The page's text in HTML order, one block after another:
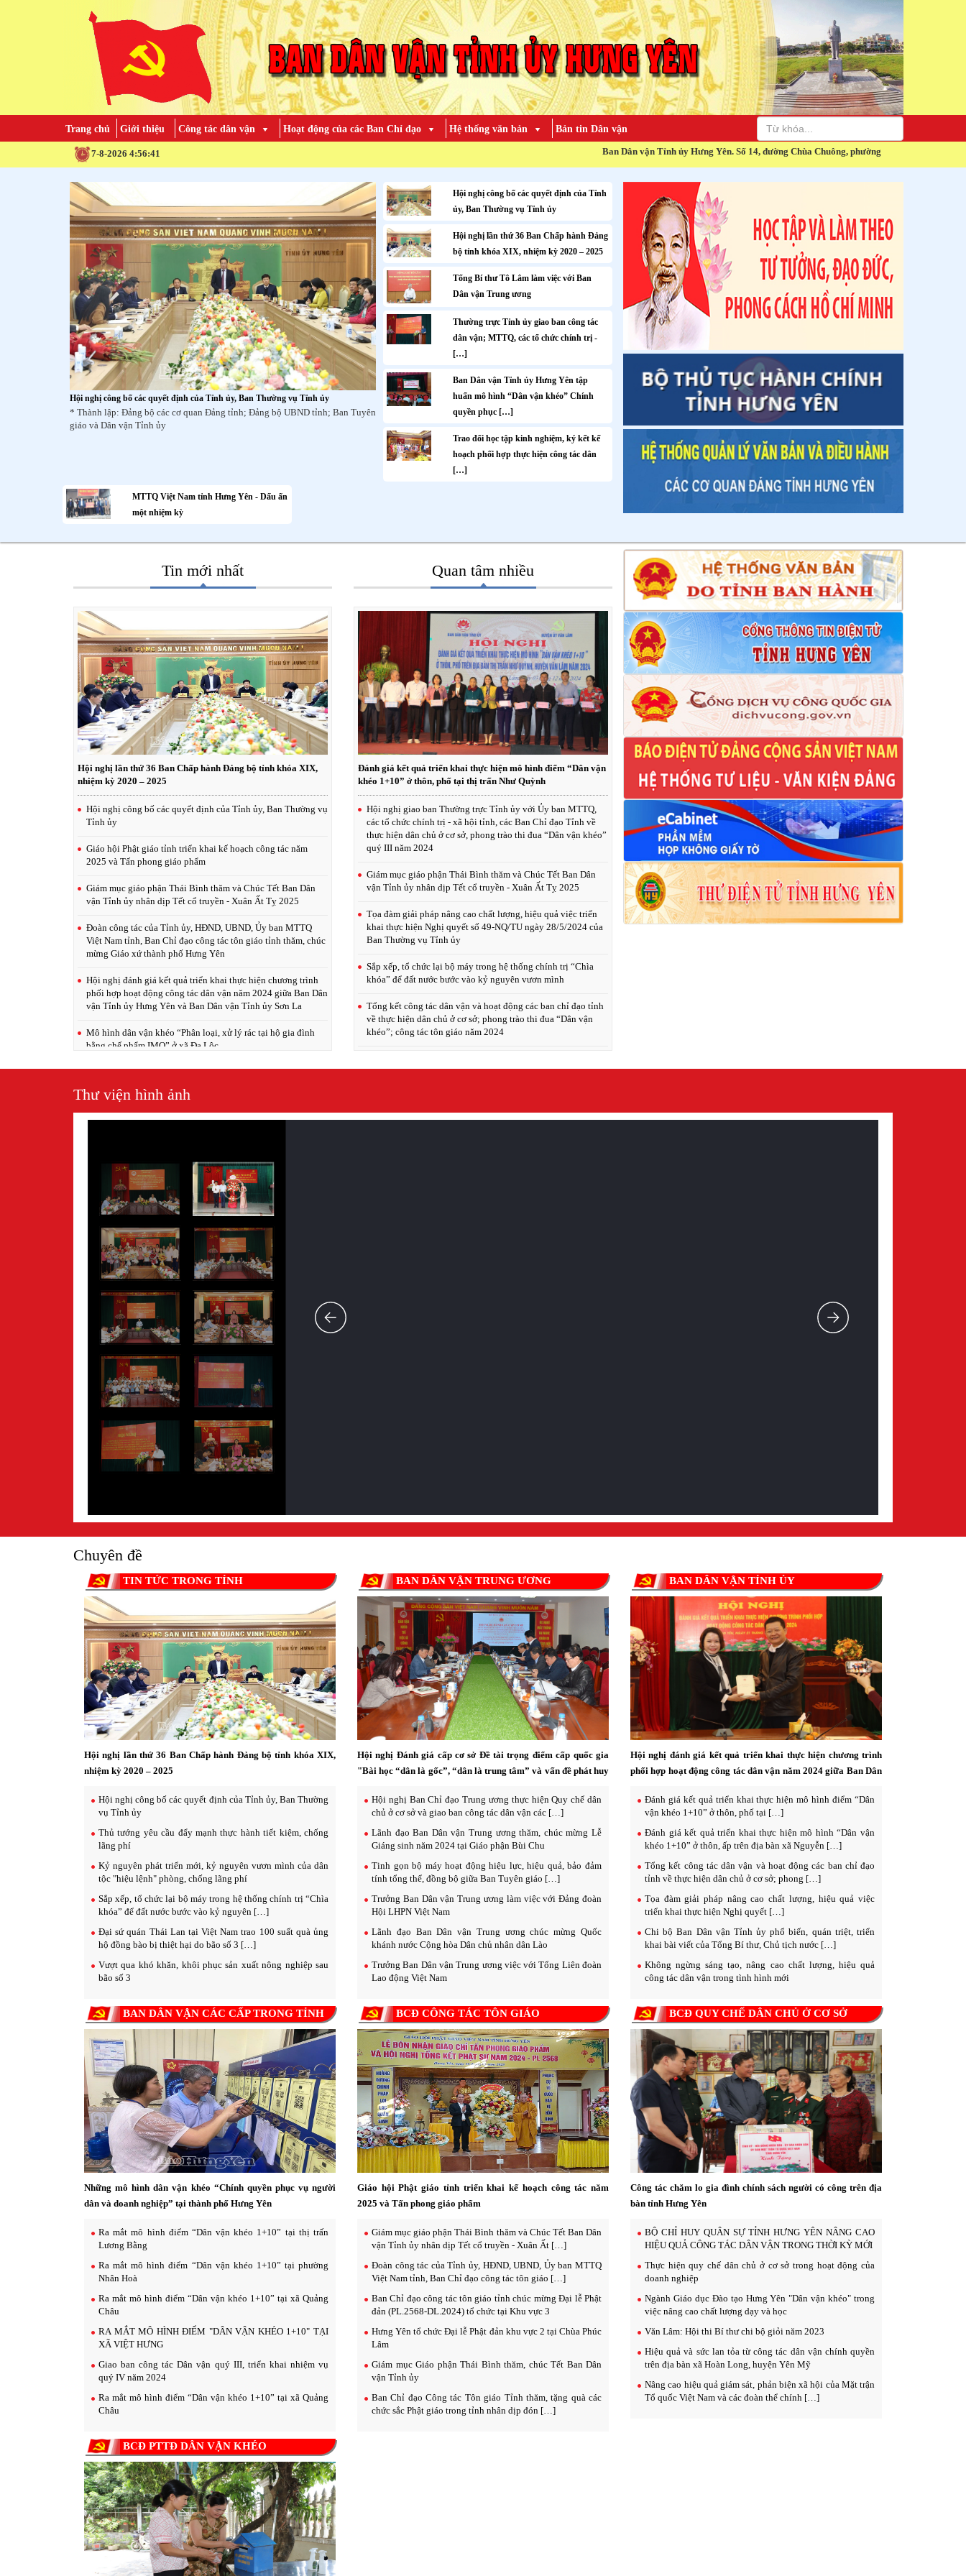
Trang chủ Giới thiệu Công tác dân vận Hoạt động của các Ban Chỉ đạo Hệ thống văn bản Bản tin Dân vận
7-8-2026 4:56:43 Ban Dân vận Tỉnh ủy Hưng Yên. Số 14, đường Chùa Chuông, phường Hiến Nam, thành phố Hưng Yên, tỉnh Hưng
Hội nghị công bố các quyết định của Tỉnh ủy, Ban Thường vụ Tỉnh ủy
* Thành lập: Đảng bộ các cơ quan Đảng tỉnh; Đảng bộ UBND tỉnh; Ban Tuyên
giáo và Dân vận Tỉnh ủy
Hội nghị công bố các quyết định của Tỉnh
ủy, Ban Thường vụ Tỉnh ủy
Hội nghị lần thứ 36 Ban Chấp hành Đảng
bộ tỉnh khóa XIX, nhiệm kỳ 2020 – 2025
Tổng Bí thư Tô Lâm làm việc với Ban
Dân vận Trung ương
Thường trực Tỉnh ủy giao ban công tác
dân vận; MTTQ, các tổ chức chính trị -
[…]
Ban Dân vận Tỉnh ủy Hưng Yên tập
huấn mô hình “Dân vận khéo” Chính
quyền phục […]
Trao đổi học tập kinh nghiệm, ký kết kế
hoạch phối hợp thực hiện công tác dân
[…]
MTTQ Việt Nam tỉnh Hưng Yên - Dấu ấn
một nhiệm kỳ
Tin mới nhất
Hội nghị lần thứ 36 Ban Chấp hành Đảng bộ tỉnh khóa XIX,
nhiệm kỳ 2020 – 2025
Hội nghị công bố các quyết định của Tỉnh ủy, Ban Thường vụ
Tỉnh ủy
Giáo hội Phật giáo tỉnh triển khai kế hoạch công tác năm
2025 và Tấn phong giáo phẩm
Giám mục giáo phận Thái Bình thăm và Chúc Tết Ban Dân
vận Tỉnh ủy nhân dịp Tết cổ truyền - Xuân Ất Tỵ 2025
Đoàn công tác của Tỉnh ủy, HĐND, UBND, Ủy ban MTTQ
Việt Nam tỉnh, Ban Chỉ đạo công tác tôn giáo tỉnh thăm, chúc
mừng Giáo xứ thành phố Hưng Yên
Hội nghị đánh giá kết quả triển khai thực hiện chương trình
phối hợp hoạt động công tác dân vận năm 2024 giữa Ban Dân
vận Tỉnh ủy Hưng Yên và Ban Dân vận Tỉnh ủy Sơn La
Mô hình dân vận khéo “Phân loại, xử lý rác tại hộ gia đình
bằng chế phẩm IMO” ở xã Đa Lộc
Khơi dậy sức dân từ phong trào thi đua “Dân vận khéo”
Những mô hình dân vận khéo “Chính quyền phục vụ người
dân và doanh nghiệp” tại thành phố Hưng Yên
Quan tâm nhiều
Đánh giá kết quả triển khai thực hiện mô hình điểm “Dân vận
khéo 1+10” ở thôn, phố tại thị trấn Như Quỳnh
Hội nghị giao ban Thường trực Tỉnh ủy với Ủy ban MTTQ,
các tổ chức chính trị - xã hội tỉnh, các Ban Chỉ đạo Tỉnh về
thực hiện dân chủ ở cơ sở, phong trào thi đua “Dân vận khéo”
quý III năm 2024
Giám mục giáo phận Thái Bình thăm và Chúc Tết Ban Dân
vận Tỉnh ủy nhân dịp Tết cổ truyền - Xuân Ất Tỵ 2025
Tọa đàm giải pháp nâng cao chất lượng, hiệu quả việc triển
khai thực hiện Nghị quyết số 49-NQ/TU ngày 28/5/2024 của
Ban Thường vụ Tỉnh ủy
Sắp xếp, tổ chức lại bộ máy trong hệ thống chính trị “Chìa
khóa” để đất nước bước vào kỷ nguyên vươn mình
Tổng kết công tác dân vận và hoạt động các ban chỉ đạo tỉnh
về thực hiện dân chủ ở cơ sở; phong trào thi đua “Dân vận
khéo”; công tác tôn giáo năm 2024
phí
ở cơ sở và giao ban công tác dân vận các cơ quan nhà nước
Thư viện hình ảnh
Chuyên đề
TIN TỨC TRONG TỈNH
Hội nghị lần thứ 36 Ban Chấp hành Đảng bộ tỉnh khóa XIX,
nhiệm kỳ 2020 – 2025
Hội nghị công bố các quyết định của Tỉnh ủy, Ban Thường
vụ Tỉnh ủy
Thủ tướng yêu cầu đẩy mạnh thực hành tiết kiệm, chống
lãng phí
Kỷ nguyên phát triển mới, kỷ nguyên vươn mình của dân
tộc "hiệu lệnh" phòng, chống lãng phí
Sắp xếp, tổ chức lại bộ máy trong hệ thống chính trị “Chìa
khóa” để đất nước bước vào kỷ nguyên […]
Đại sứ quán Thái Lan tại Việt Nam trao 100 suất quà ủng
hộ đồng bào bị thiệt hại do bão số 3 […]
Vượt qua khó khăn, khôi phục sản xuất nông nghiệp sau
bão số 3
BAN DÂN VẬN TRUNG ƯƠNG
Hội nghị Đánh giá cấp cơ sở Đề tài trọng điểm cấp quốc gia
"Bài học “dân là gốc”, “dân là trung tâm” và vấn đề phát huy
tình hình mới"
Hội nghị Ban Chỉ đạo Trung ương thực hiện Quy chế dân
chủ ở cơ sở và giao ban công tác dân vận các […]
Lãnh đạo Ban Dân vận Trung ương thăm, chúc mừng Lễ
Giáng sinh năm 2024 tại Giáo phận Bùi Chu
Tinh gọn bộ máy hoạt động hiệu lực, hiệu quả, bảo đảm
tính tổng thể, đồng bộ giữa Ban Tuyên giáo […]
Trưởng Ban Dân vận Trung ương làm việc với Đảng đoàn
Hội LHPN Việt Nam
Lãnh đạo Ban Dân vận Trung ương chúc mừng Quốc
khánh nước Cộng hòa Dân chủ nhân dân Lào
Trưởng Ban Dân vận Trung ương việc với Tổng Liên đoàn
Lao động Việt Nam
BAN DÂN VẬN TỈNH ỦY
Hội nghị đánh giá kết quả triển khai thực hiện chương trình
phối hợp hoạt động công tác dân vận năm 2024 giữa Ban Dân
Đánh giá kết quả triển khai thực hiện mô hình điểm “Dân
vận khéo 1+10” ở thôn, phố tại […]
Đánh giá kết quả triển khai thực hiện mô hình “Dân vận
khéo 1+10” ở thôn, ấp trên địa bàn xã Nguyễn […]
Tổng kết công tác dân vận và hoạt động các ban chỉ đạo
tỉnh về thực hiện dân chủ ở cơ sở; phong […]
Tọa đàm giải pháp nâng cao chất lượng, hiệu quả việc
triển khai thực hiện Nghị quyết […]
Chi bộ Ban Dân vận Tỉnh ủy phổ biến, quán triệt, triển
khai bài viết của Tổng Bí thư, Chủ tịch nước […]
Không ngừng sáng tạo, nâng cao chất lượng, hiệu quả
công tác dân vận trong tình hình mới
BAN DÂN VẬN CÁC CẤP TRONG TỈNH
Những mô hình dân vận khéo “Chính quyền phục vụ người
dân và doanh nghiệp” tại thành phố Hưng Yên
Ra mắt mô hình điểm “Dân vận khéo 1+10” tại thị trấn
Lương Bằng
Ra mắt mô hình điểm “Dân vận khéo 1+10” tại phường
Nhân Hoà
Ra mắt mô hình điểm “Dân vận khéo 1+10” tại xã Quảng
Châu
RA MẮT MÔ HÌNH ĐIỂM "DÂN VẬN KHÉO 1+10" TẠI
XÃ VIỆT HƯNG
Giao ban công tác Dân vận quý III, triển khai nhiệm vụ
quý IV năm 2024
Ra mắt mô hình điểm “Dân vận khéo 1+10” tại xã Quảng
Châu
BCĐ CÔNG TÁC TÔN GIÁO
Giáo hội Phật giáo tỉnh triển khai kế hoạch công tác năm
2025 và Tấn phong giáo phẩm
Giám mục giáo phận Thái Bình thăm và Chúc Tết Ban Dân
vận Tỉnh ủy nhân dịp Tết cổ truyền - Xuân Ất […]
Đoàn công tác của Tỉnh ủy, HĐND, UBND, Ủy ban MTTQ
Việt Nam tỉnh, Ban Chỉ đạo công tác tôn giáo […]
Ban Chỉ đạo công tác tôn giáo tỉnh chúc mừng Đại lễ Phật
đản (PL.2568-DL.2024) tổ chức tại Khu vực 3
Hưng Yên tổ chức Đại lễ Phật đản khu vực 2 tại Chùa Phúc
Lâm
Giám mục Giáo phận Thái Bình thăm, chúc Tết Ban Dân
vận Tỉnh ủy
Ban Chỉ đạo Công tác Tôn giáo Tỉnh thăm, tặng quà các
chức sắc Phật giáo trong tỉnh nhân dịp đón […]
BCĐ QUY CHẾ DÂN CHỦ Ở CƠ SỞ
Công tác chăm lo gia đình chính sách người có công trên địa
bàn tỉnh Hưng Yên
BỘ CHỈ HUY QUÂN SỰ TỈNH HƯNG YÊN NÂNG CAO
HIỆU QUẢ CÔNG TÁC DÂN VẬN TRONG THỜI KỲ MỚI
Thực hiện quy chế dân chủ ở cơ sở trong hoạt động của
doanh nghiệp
Ngành Giáo dục Đào tạo Hưng Yên "Dân vận khéo" trong
việc nâng cao chất lượng dạy và học
Văn Lâm: Hội thi Bí thư chi bộ giỏi năm 2023
Hiệu quả và sức lan tỏa từ công tác dân vận chính quyền
trên địa bàn xã Hoàn Long, huyện Yên Mỹ
Nâng cao hiệu quả giám sát, phản biện xã hội của Mặt trận
Tổ quốc Việt Nam và các đoàn thể chính […]
BCĐ PTTĐ DÂN VẬN KHÉO